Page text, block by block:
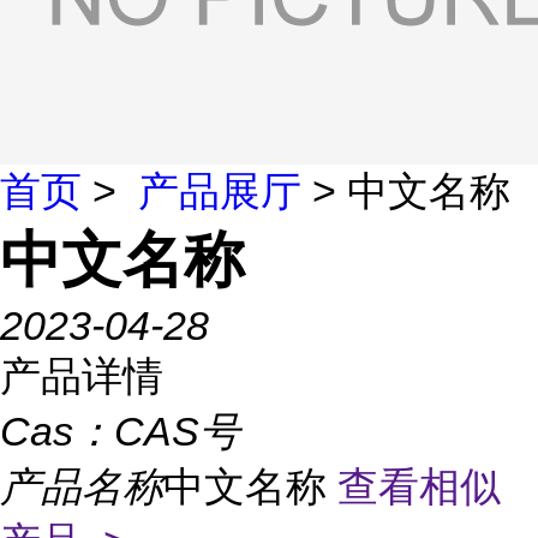
首页 > 产品展厅 > 中文名称
中文名称
2023-04-28
产品详情
Cas： CAS号
产品名称中文名称 查看相似